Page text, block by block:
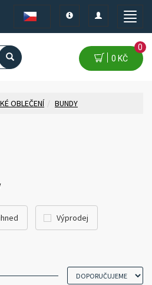
Toggle
Toggle
navigation
Toggle
0 KČ
0
OBLEČENÍ BUNDY
Výprodej